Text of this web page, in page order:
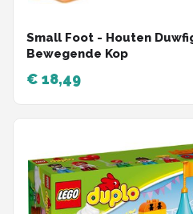
Small Foot - Houten
Bewegende Kop
€ 18,49